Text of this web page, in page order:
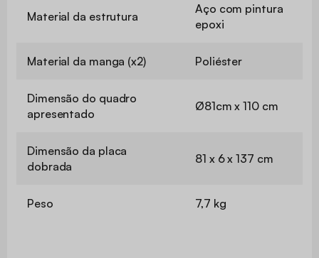
Material da estrutura
Aço com pintura
epoxi
Material da manga (x2) Poliéster
Dimensão do quadro
apresentado
Ø81cm x 110 cm
Dimensão da placa
dobrada
81 x 6 x 137 cm
Peso 7,7 kg